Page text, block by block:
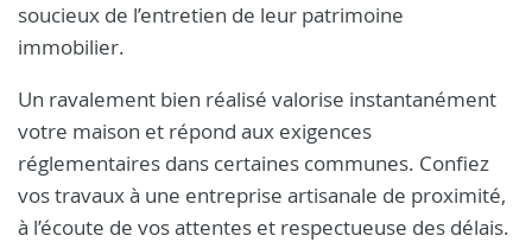
soucieux de l’entretien de leur patrimoine
immobilier.
Un ravalement bien réalisé valorise instantanément
votre maison et répond aux exigences
réglementaires dans certaines communes. Confiez
vos travaux à une entreprise artisanale de proximité,
à l’écoute de vos attentes et respectueuse des délais.